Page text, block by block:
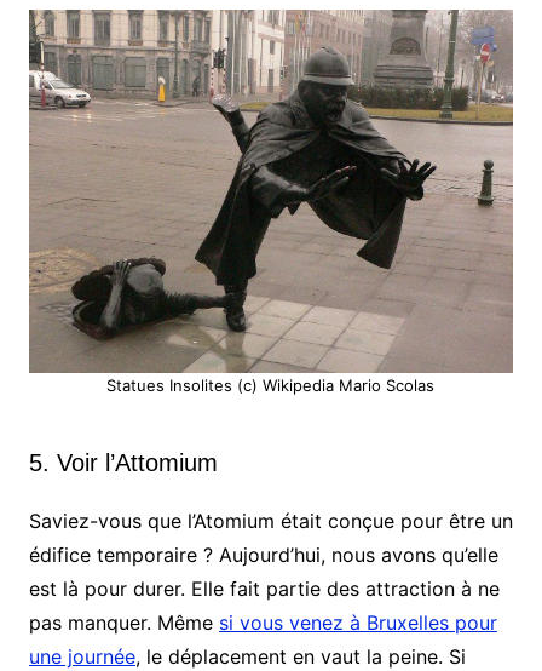
Statues Insolites (c) Wikipedia Mario Scolas
5. Voir l’Attomium
Saviez-vous que l’Atomium était conçue pour être un
édifice temporaire ? Aujourd’hui, nous avons qu’elle
est là pour durer. Elle fait partie des attraction à ne
pas manquer. Même si vous venez à Bruxelles pour
une journée, le déplacement en vaut la peine. Si